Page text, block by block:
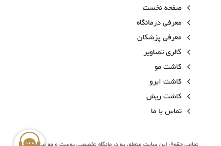
صفحه نخست
معرفی درمانگاه
معرفی پزشکان
گالری تصاویر
کاشت مو
کاشت ابرو
کاشت ریش
تماس با ما